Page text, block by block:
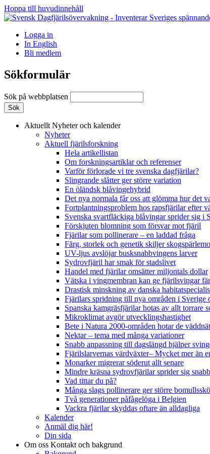
Hoppa till huvudinnehåll
Logga in
In English
Bli medlem
Sökformulär
Sök på webbplatsen
Aktuellt Nyheter och kalender
Nyheter
Aktuell fjärilsforskning
Hela artikellistan
Om forskningsartiklar och referenser
Varför förlorade vi tre svenska dagfjärilar?
Slingrande slåtter ger större variation
En öländsk blåvingehybrid
Det nya normala får oss att glömma hur det
Fortplantningsproblem hos rapsfjärilar efter
Svenska svartfläckiga blåvingar sprider sig i
Förskjuten blomning som försvar mot fjäril
Fjärilar som pollinerare – en laddad fråga
Färg, storlek och genetik skiljer
UV-ljus avslöjar busksnabbvingens larver
Sydrovfjäril har smak för stadslivet
Handel med fjärilar omsätter miljontals dollar
Vätska i vingmembran kan ge fjärilsvingar
Drastisk minskning av danska
Fjärilars spridning till nya områden i Sverige
Spanska kamgräsfjärilar hotas av allt torrare
Mikroklimat avgör utvecklingshastighet
Bete i Natura 2000-områden hotar de
Nektar – tema med många variationer
Snabb anpassning till dagslängd hjälper
Fjärilslarvernas värdväxter– Mycket mer än
Monarker migrerar söderut allt senare
Mindre kräsna sydrovfjärilar sprider sig
Vad tittar du på?
Många slags pollinerare ger större
Två generationer påfågelöga i Belgien
Vackra fjärilar skyddas oftare än alldagliga
Kalender
Anmäl dig här!
Din sida
Om oss Kontakt och bakgrund